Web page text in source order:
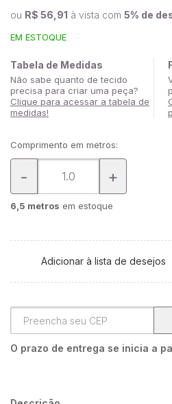
ou R$ 56,91 à vista com 5% de
EM ESTOQUE
Tabela de Medidas
Não sabe quanto de tecido
precisa para criar uma peça?
Clique para acessar a tabela de
medidas!
Comprimento em metros:
- +
6,5 metros em estoque
Adicionar à lista de desejos
O prazo de entrega se inicia a